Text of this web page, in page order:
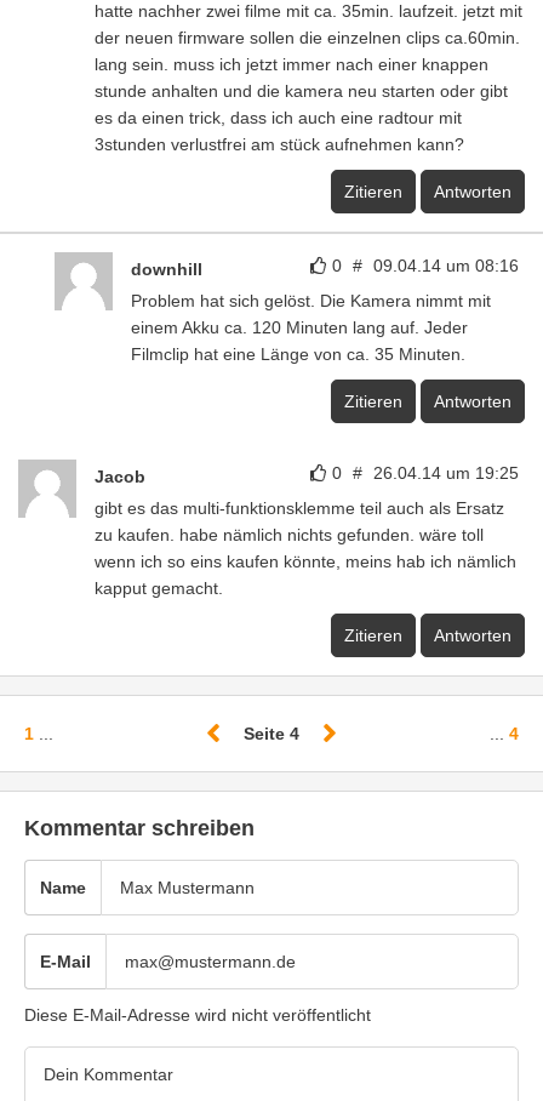
hatte nachher zwei filme mit ca. 35min. laufzeit. jetzt mit
der neuen firmware sollen die einzelnen clips ca.60min.
lang sein. muss ich jetzt immer nach einer knappen
stunde anhalten und die kamera neu starten oder gibt
es da einen trick, dass ich auch eine radtour mit
3stunden verlustfrei am stück aufnehmen kann?
Zitieren Antworten
0 # 09.04.14 um 08:16
downhill
Problem hat sich gelöst. Die Kamera nimmt mit
einem Akku ca. 120 Minuten lang auf. Jeder
Filmclip hat eine Länge von ca. 35 Minuten.
Zitieren Antworten
0 # 26.04.14 um 19:25
Jacob
gibt es das multi-funktionsklemme teil auch als Ersatz
zu kaufen. habe nämlich nichts gefunden. wäre toll
wenn ich so eins kaufen könnte, meins hab ich nämlich
kapput gemacht.
Zitieren Antworten
1 4
Seite 4
Kommentar schreiben
Name
E-Mail
Diese E-Mail-Adresse wird nicht veröffentlicht